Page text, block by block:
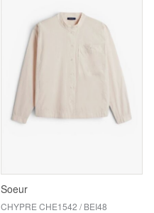
Soeur
CHYPRE CHE1542 / BEI48